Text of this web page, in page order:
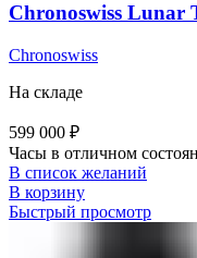
Chronoswiss Lunar
Chronoswiss
На складе
599 000 ₽
Часы в отличном
В список желаний
В корзину
Быстрый просмотр